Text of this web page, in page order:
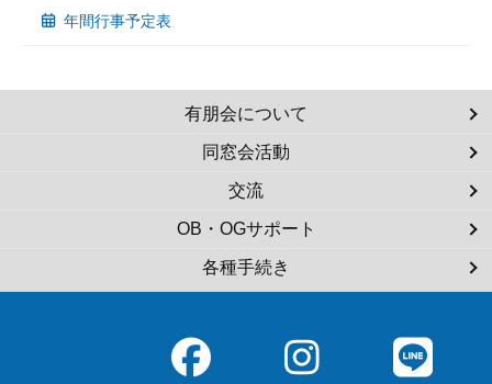
年間行事予定表
有朋会について
同窓会活動
交流
OB・OGサポート
各種手続き